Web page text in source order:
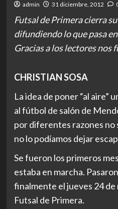
admin 31 diciembre, 2012
Futsal de Primera cierra
difundiendo lo que pasa
Gracias a los lectores nos
CHRISTIAN SOSA
La idea de poner “al aire”
al fútbol de salón de
por diferentes razones no
no lo podíamos dejar
Se fueron los primeros
estaba en marcha.
finalmente el jueves 24 de
Futsal de Primera.